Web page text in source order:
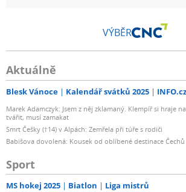
VÝBĚR
Aktuálně
Blesk Vánoce Kalendář svátků 2025 INFO.cz
Marek Adamczyk: Jsem z něj zklamaný. Klempíř si hraje
tvářit, musí zamakat
Smrt Češky (†14) v Alpách: Zemřela při túře s rodiči
Babišova dovolená: Kousek od oblíbené destinace
Sport
MS hokej 2025 Biatlon Liga mistrů